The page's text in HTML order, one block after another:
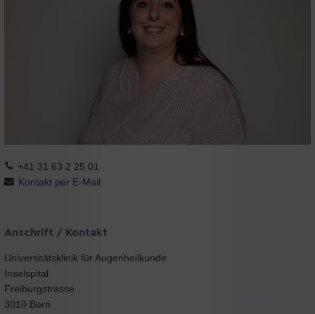
+41 31 63 2 25 01
Kontakt per E-Mail
Anschrift / Kontakt
Universitätsklinik für Augenheilkunde
Inselspital
Freiburgstrasse
3010 Bern